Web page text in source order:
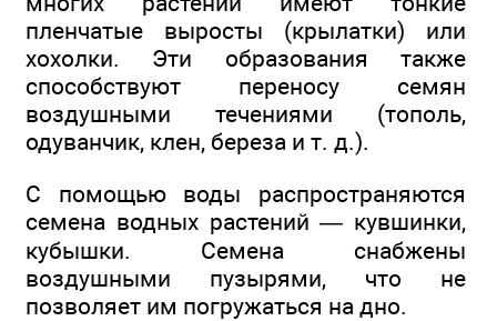
пленчатые выросты (крылатки) или
хохолки. Эти образования также
способствуют переносу семян
воздушными течениями (тополь,
одуванчик, клен, береза и т. д.).
С помощью воды распространяются
семена водных растений — кувшинки,
кубышки. Семена снабжены
воздушными пузырями, что не
позволяет им погружаться на дно.